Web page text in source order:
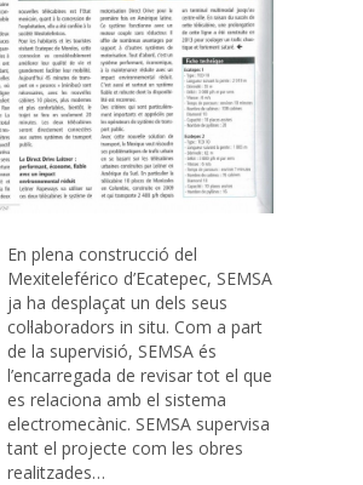
En plena construcció del
Mexiteleférico d’Ecatepec, SEMSA
ja ha desplaçat un dels seus
col·laboradors in situ. Com a part
de la supervisió, SEMSA és
l’encarregada de revisar tot el que
es relaciona amb el sistema
electromecànic. SEMSA supervisa
tant el projecte com les obres
realitzades…